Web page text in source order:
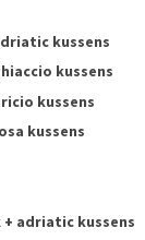
kussens
kussens
kussens
kussens
adriatic kussens